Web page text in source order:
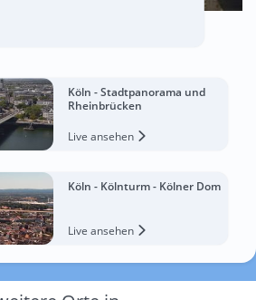
Köln - Stadtpanorama und
Rheinbrücken
Live ansehen
Köln - Kölnturm - Kölner Dom
Live ansehen